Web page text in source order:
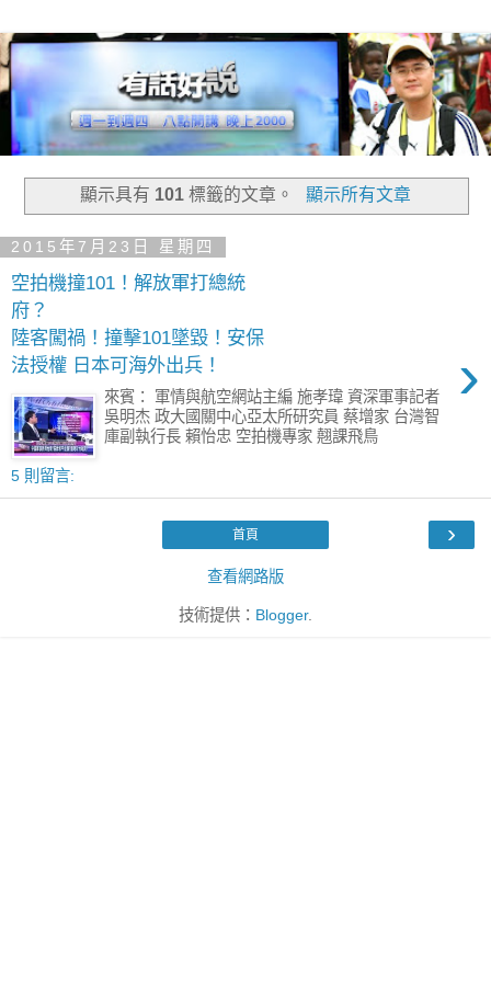
顯示具有 101 標籤的文章。 顯示所有文章
2015年7月23日 星期四
空拍機撞101！解放軍打總統
府？
陸客闖禍！撞擊101墜毀！安保
法授權 日本可海外出兵！
›
來賓： 軍情與航空網站主編 施孝瑋 資深軍事記者
吳明杰 政大國關中心亞太所研究員 蔡增家 台灣智
庫副執行長 賴怡忠 空拍機專家 翹課飛鳥
5 則留言:
›
首頁
查看網路版
技術提供： Blogger.